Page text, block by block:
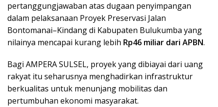
pertanggungjawaban atas dugaan penyimpangan
dalam pelaksanaan Proyek Preservasi Jalan
Bontomanai–Kindang di Kabupaten Bulukumba yang
nilainya mencapai kurang lebih Rp46 miliar dari APBN.
Bagi AMPERA SULSEL, proyek yang dibiayai dari uang
rakyat itu seharusnya menghadirkan infrastruktur
berkualitas untuk menunjang mobilitas dan
pertumbuhan ekonomi masyarakat.